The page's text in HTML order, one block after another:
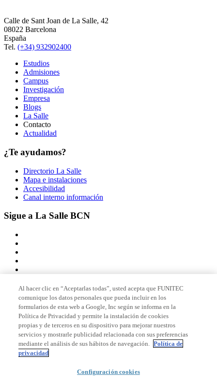
Calle de Sant Joan de La Salle, 42
08022 Barcelona
España
Tel. (+34) 932902400
Estudios
Admisiones
Campus
Investigación
Empresa
Blogs
La Salle
Contacto
Actualidad
¿Te ayudamos?
Directorio La Salle
Mapa e instalaciones
Accesibilidad
Canal interno información
Sigue a La Salle BCN
Miembro de
Acreditaciones
© 2026 La Salle Campus Barcelona - URL |
Al hacer clic en “Aceptarlas todas”, usted acepta que FUNITEC
comunique los datos personales que pueda incluir en los
formularios de esta web a Google, Inc según se informa en la
Política de Privacidad y permite la instalación de cookies
propias y de terceros en su dispositivo para mejorar nuestros
servicios y mostrarle publicidad relacionada con sus preferencias
mediante el análisis de sus hábitos de navegación. Política de
privacidad
Configuración cookies